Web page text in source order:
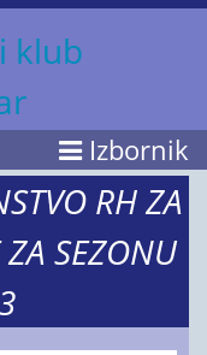
Izbornik
RH ZA
SEZONU